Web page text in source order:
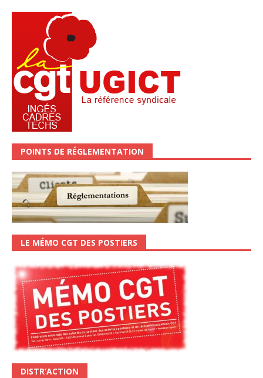
POINTS DE RÉGLEMENTATION
LE MÉMO CGT DES POSTIERS
DISTR’ACTION